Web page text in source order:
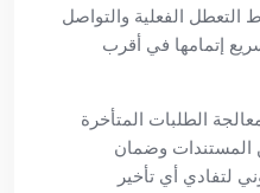
الفعلية والتواصل
إتمامها في أقرب
الطلبات المتأخرة
المستندات وضمان
لتفادي أي تأخير